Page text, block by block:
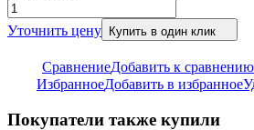
Уточнить цену Купить в один клик
СравнениеДобавить к сравнению
ИзбранноеДобавить в избранное
Покупатели также купили